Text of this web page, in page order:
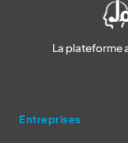
La plateforme
Entreprises